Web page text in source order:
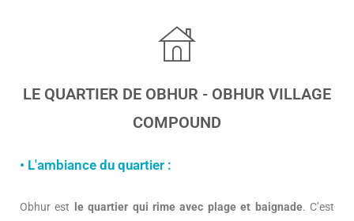
LE QUARTIER DE OBHUR - OBHUR VILLAGE
COMPOUND
• L'ambiance du quartier :
Obhur est le quartier qui rime avec plage et baignade. C’est